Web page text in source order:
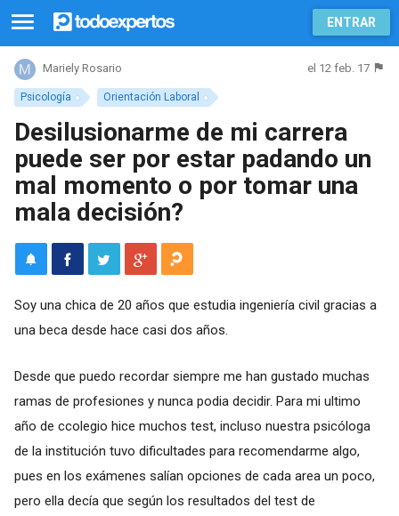
ENTRAR
Psicología Orientación Laboral
Mariely Rosario el 12 feb. 17
Desilusionarme de mi carrera
puede ser por estar padando un
mal momento o por tomar una
mala decisión?
Soy una chica de 20 años que estudia ingeniería civil gracias a
una beca desde hace casi dos años.
Desde que puedo recordar siempre me han gustado muchas
ramas de profesiones y nunca podia decidir. Para mi ultimo
año de ccolegio hice muchos test, incluso nuestra psicóloga
de la institución tuvo dificultades para recomendarme algo,
pues en los exámenes salían opciones de cada area un poco,
pero ella decía que según los resultados del test de